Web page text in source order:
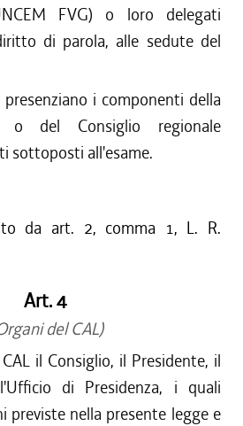
FVG) o loro delegati
di parola, alle sedute del
i componenti della
o del Consiglio regionale
sottoposti all'esame.
da art. 2, comma 1, L. R.
Art. 4
del CAL)
il Consiglio, il Presidente, il
di Presidenza, i quali
previste nella presente legge e